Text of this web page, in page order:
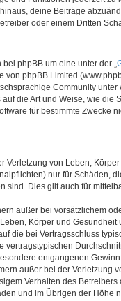
deine Beiträge
oder einem Dritten
phpBB um eine unter der „
von phpBB Limited
Community unter
die Art und Weise, wie die
für bestimmte Zwecke
Verletzung von Leben,
nur für Schäden,
sind. Dies gilt auch für
außer bei vorsätzlichem
Körper und
die bei Vertragsschluss
vertragstypischen
entgangenen
außer bei der Verletzung
Verhalten des Betreibers
und im Übrigen der Höhe